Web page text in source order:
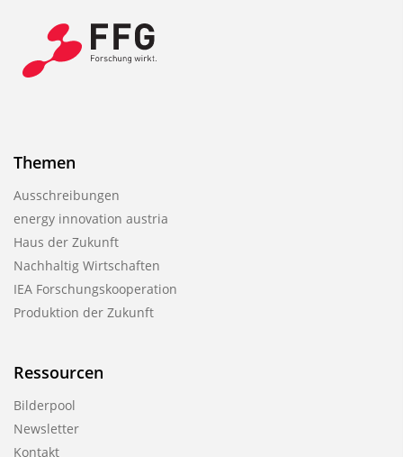
Themen
Ausschreibungen
energy innovation austria
Haus der Zukunft
Nachhaltig Wirtschaften
IEA Forschungs­kooperation
Produktion der Zukunft
Ressourcen
Bilderpool
Newsletter
Kontakt